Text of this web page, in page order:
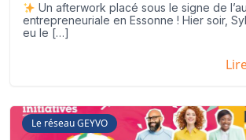
Un afterwork placé sous le signe de
entrepreneuriale en Essonne ! Hier soir,
eu le […]
Le réseau GEYVO